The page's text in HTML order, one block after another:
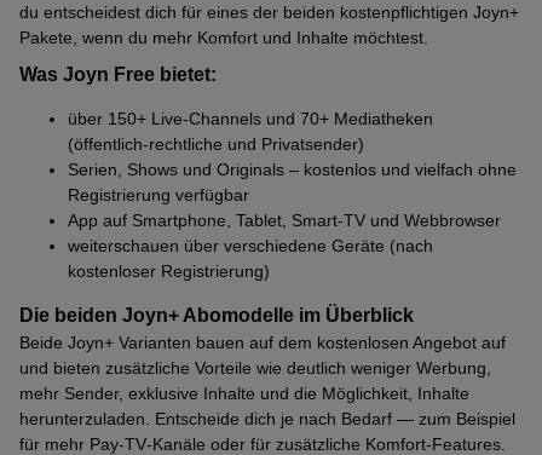
du entscheidest dich für eines der beiden kostenpflichtigen Joyn+
Pakete, wenn du mehr Komfort und Inhalte möchtest.
Was Joyn Free bietet:
über 150+ Live‑Channels und 70+ Mediatheken
(öffentlich‑rechtliche und Privatsender)
Serien, Shows und Originals – kostenlos und vielfach ohne
Registrierung verfügbar
App auf Smartphone, Tablet, Smart‑TV und Webbrowser
weiterschauen über verschiedene Geräte (nach
kostenloser Registrierung)
Die beiden Joyn+ Abomodelle im Überblick
Beide Joyn+ Varianten bauen auf dem kostenlosen Angebot auf
und bieten zusätzliche Vorteile wie deutlich weniger Werbung,
mehr Sender, exklusive Inhalte und die Möglichkeit, Inhalte
herunterzuladen. Entscheide dich je nach Bedarf — zum Beispiel
für mehr Pay‑TV‑Kanäle oder für zusätzliche Komfort‑Features.